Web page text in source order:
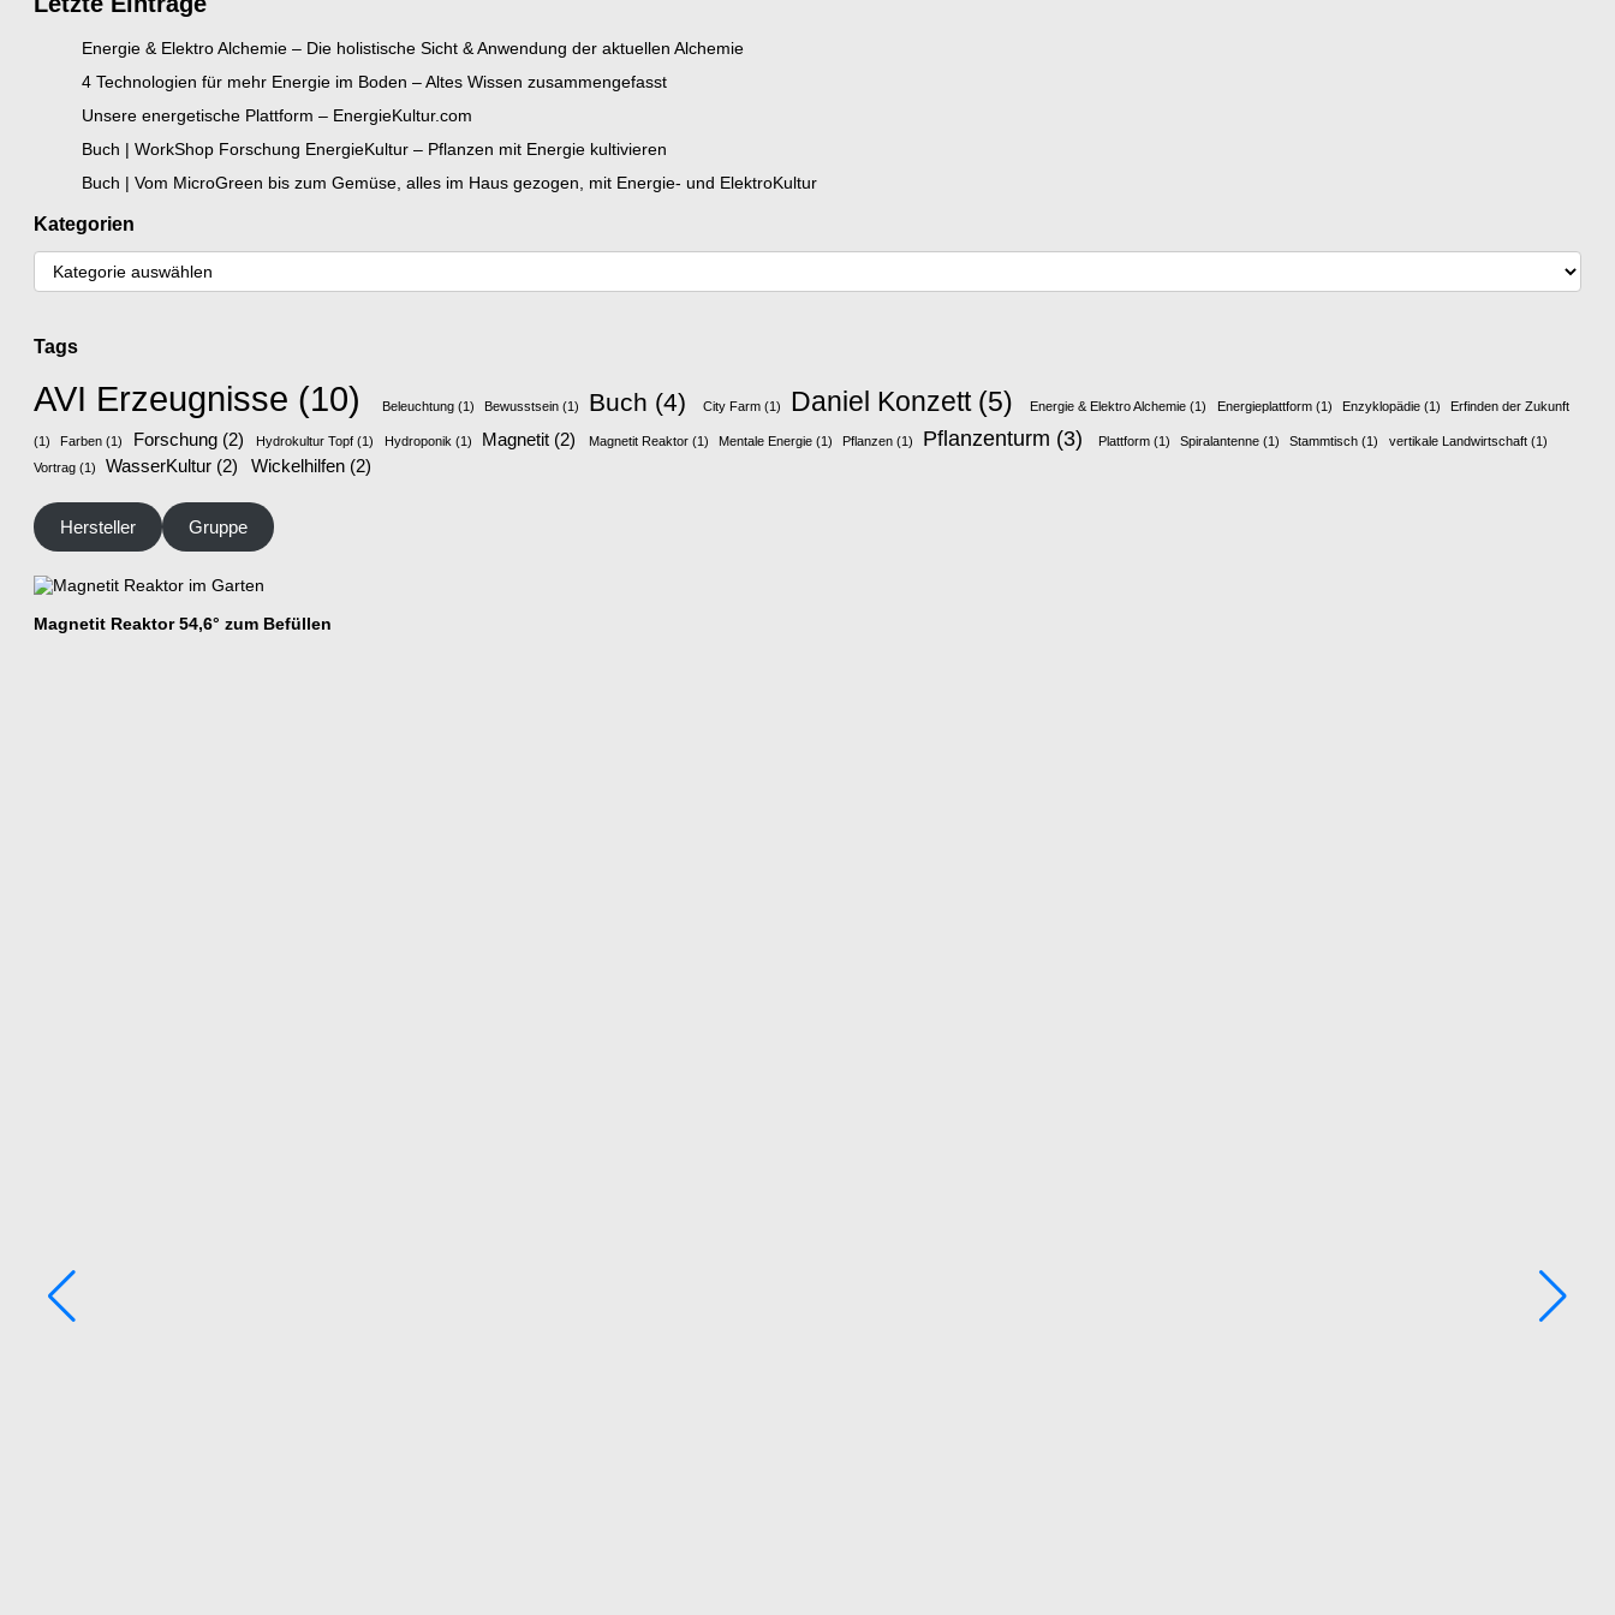
Energie & Elektro Alchemie – Die holistische Sicht & Anwendung der aktuellen Alchemie
4 Technologien für mehr Energie im Boden – Altes Wissen zusammengefasst
Unsere energetische Plattform – EnergieKultur.com
Buch | WorkShop Forschung EnergieKultur – Pflanzen mit Energie kultivieren
Buch | Vom MicroGreen bis zum Gemüse, alles im Haus gezogen, mit Energie- und ElektroKultur
Kategorien
Tags
AVI Erzeugnisse (10) Beleuchtung(1) Bewusstsein(1) Buch (4) City Farm(1) Daniel Konzett(5) Energie & Elektro Alchemie (1) Energieplattform(1) Enzyklopädie (1) Erfinden der Zukunft
(1) Farben (1) Forschung(2) Hydrokultur Topf (1) Hydroponik (1) Magnetit(2) Magnetit Reaktor(1) Mentale Energie(1) Pflanzen (1) Pflanzenturm (3) Plattform(1) Spiralantenne(1) Stammtisch (1) vertikale Landwirtschaft(1)
Vortrag (1) WasserKultur (2) Wickelhilfen(2)
Hersteller Gruppe
Magnetit Reaktor 54,6° zum Befüllen